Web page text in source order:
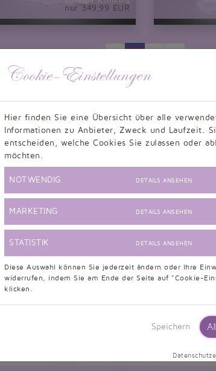
nur 349,99 EUR
Filter löschen und alle Produkte
Kundenbewertungen
9,5/10 - 634 Bewertungen
Cookie-Einstellungen
Hier finden Sie eine Übersicht über alle
Informationen zu Anbieter, Zweck und Laufzeit.
entscheiden, welche Cookies Sie zulassen oder
möchten.
NOTWENDIG DETAILS ANSEHEN
MARKETING DETAILS ANSEHEN
STATISTIK DETAILS ANSEHEN
Diese Auswahl können Sie jederzeit ändern oder Ihre
widerrufen, indem Sie am Ende der Seite auf "Cookie-
klicken.
Speichern